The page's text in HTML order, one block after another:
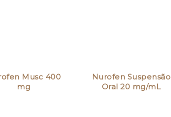
Musc 400
mg
Nurofen Suspensão
Oral 20 mg/mL